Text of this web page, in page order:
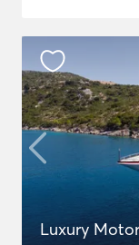
Luxury